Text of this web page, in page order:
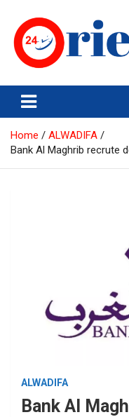
content
Emploi et Orientation au
Home
ALWADIFA
Bank Al Maghrib recrute
ALWADIFA
Bank Al